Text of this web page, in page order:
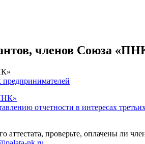
членов Союза
отчетности в интересах
проверьте, оплачены ли